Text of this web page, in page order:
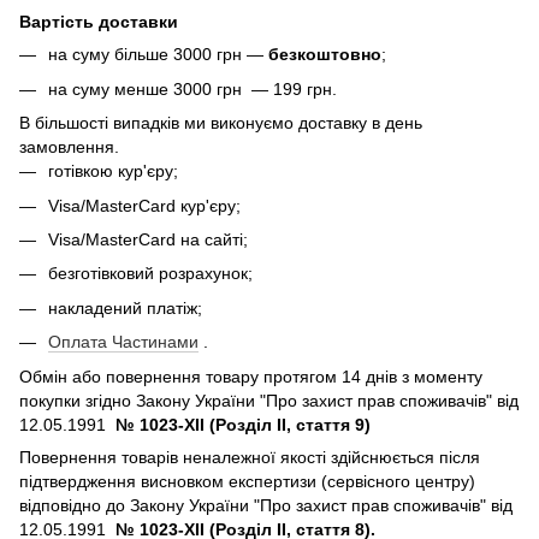
Вартість доставки
на суму більше 3000 грн — безкоштовно;
на суму менше 3000 грн — 199 грн.
В більшості випадків ми виконуємо доставку в день
замовлення.
готівкою кур'єру;
Visa/MasterCard кур'єру;
Visa/MasterCard на сайті;
безготівковий розрахунок;
накладений платіж;
Оплата Частинами
Обмін або повернення товару протягом 14 днів з моменту
покупки згідно Закону України "Про захист прав споживачів" від
12.05.1991 № 1023-XII (Розділ II, стаття 9)
Повернення товарів неналежної якості здійснюється після
підтвердження висновком експертизи (сервісного центру)
відповідно до Закону України "Про захист прав споживачів" від
12.05.1991 № 1023-XII (Розділ II, стаття 8).